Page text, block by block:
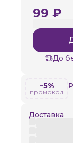
99 ₽
До
−5%
промокод
Доставка